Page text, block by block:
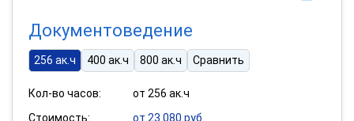
Документоведение
256 ак.ч 400 ак.ч 800 ак.ч Сравнить
Кол-во часов:
от 256 ак.ч
Стоимость:
от 23 080 руб.